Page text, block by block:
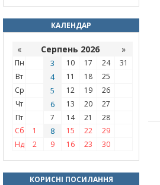
КАЛЕНДАР
« Серпень 2026 »
Пн 3 10 17 24
31
Вт
4 11 18
25
Ср
5 12 19
26
Чт
6 13 20
27
Пт
7 14 21
28
Сб
1 8 15 22
29
Нд
2 9 16 23 30
КОРИСНІ ПОСИЛАННЯ